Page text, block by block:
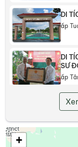
DI
ấp
DI
SƯ
ấp
Di
+